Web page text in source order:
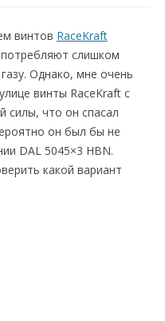
винтов RaceKraft
слишком
Однако, мне очень
винты RaceKraft с
силы, что он спасал
он был бы не
DAL 5045×3 HBN.
какой вариант